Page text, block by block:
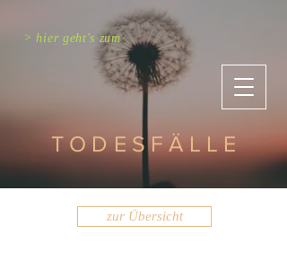
> hier geht's zum
TODESFÄLLE
zur Übersicht